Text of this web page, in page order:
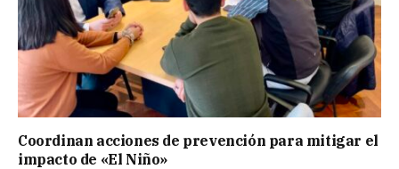
Coordinan acciones de prevención para mitigar el
impacto de «El Niño»